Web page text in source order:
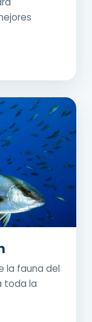
la fauna del
toda la